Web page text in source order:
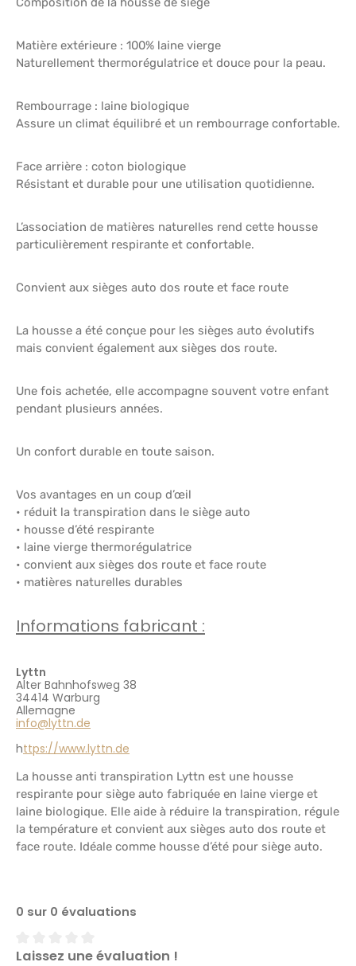
Matière extérieure : 100% laine vierge
Naturellement thermorégulatrice et douce pour la peau.
Rembourrage : laine biologique
Assure un climat équilibré et un rembourrage confortable.
Face arrière : coton biologique
Résistant et durable pour une utilisation quotidienne.
L’association de matières naturelles rend cette housse
particulièrement respirante et confortable.
Convient aux sièges auto dos route et face route
La housse a été conçue pour les sièges auto évolutifs
mais convient également aux sièges dos route.
Une fois achetée, elle accompagne souvent votre enfant
pendant plusieurs années.
Un confort durable en toute saison.
Vos avantages en un coup d’œil
• réduit la transpiration dans le siège auto
• housse d’été respirante
• laine vierge thermorégulatrice
• convient aux sièges dos route et face route
• matières naturelles durables
Informations fabricant :
Lyttn
Alter Bahnhofsweg 38
34414 Warburg
Allemagne
info@lyttn.de
https://www.lyttn.de
La housse anti transpiration Lyttn est une housse
respirante pour siège auto fabriquée en laine vierge et
laine biologique. Elle aide à réduire la transpiration, régule
la température et convient aux sièges auto dos route et
face route. Idéale comme housse d’été pour siège auto.
0 sur 0 évaluations
Note moyenne de 0 sur 5 étoiles
Laissez une évaluation !